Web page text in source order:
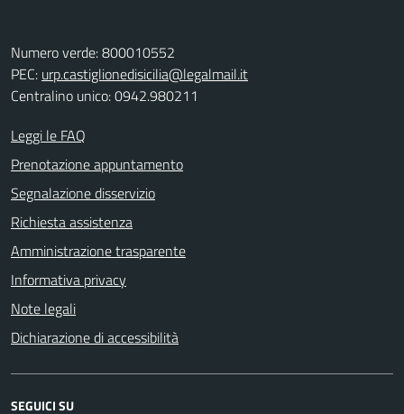
Numero verde: 800010552
PEC: urp.castiglionedisicilia@legalmail.it
Centralino unico: 0942.980211
Leggi le FAQ
Prenotazione appuntamento
Segnalazione disservizio
Richiesta assistenza
Amministrazione trasparente
Informativa privacy
Note legali
Dichiarazione di accessibilità
SEGUICI SU